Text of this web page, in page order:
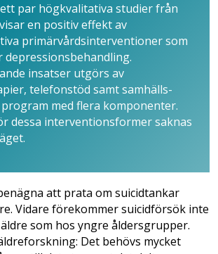
par hög­kvalitativa studier från
en positiv effekt av
primärvårdsinterventioner som
depressionsbehandling.
insatser utgörs av
telefonstöd samt samhälls­
med flera komponenter.
dessa interventionsformer saknas
att prata om suicidtankar
Vidare förekommer suicidförsök inte
som hos yngre åldersgrupper.
Det behövs mycket